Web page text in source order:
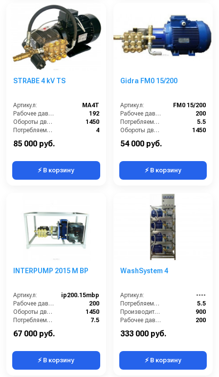
STRABE 4 kV TS
Артикул:
MA4T
Рабочее давление (бар):
192
Обороты двигателя (об/мин):
1450
Потребляемая мощность (кВт):
4
85 000 руб.
⚡ В корзину
Gidra FM0 15/200
Артикул:
FM0 15/200
Рабочее давление (бар):
200
Потребляемая мощность (кВт):
5.5
Обороты двигателя (об/мин):
1450
54 000 руб.
⚡ В корзину
INTERPUMP 2015 M BP
Артикул:
ip200.15mbp
Рабочее давление (бар):
200
Обороты двигателя (об/мин):
1450
Потребляемая мощность (кВт):
7.5
67 000 руб.
⚡ В корзину
WashSystem 4
Артикул:
----
Потребляемая мощность (кВт):
5.5
Производительность (л/ч):
900
Рабочее давление (бар):
200
333 000 руб.
⚡ В корзину